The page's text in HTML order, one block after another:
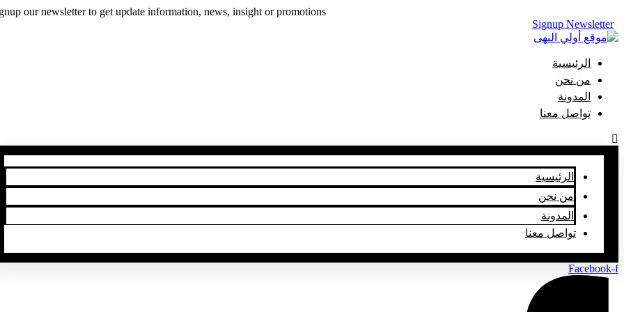
to
content
our newsletter to get update information, news, insight or promotions.
Signup Newsletter
الرئيسية
من نحن
المدونة
تواصل معنا
الرئيسية
من نحن
المدونة
تواصل معنا
Facebook-f